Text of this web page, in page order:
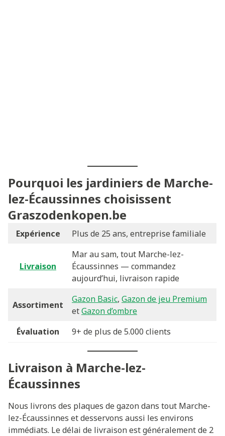
Pourquoi les jardiniers de Marche-
lez-Écaussinnes choisissent
Graszodenkopen.be
Expérience Plus de 25 ans, entreprise familiale
Livraison
Mar au sam, tout Marche-lez-
Écaussinnes — commandez
aujourd’hui, livraison rapide
Assortiment
Gazon Basic, Gazon de jeu Premium
etGazon d’ombre
Évaluation
9+ de plus de 5.000 clients
Livraison à Marche-lez-
Écaussinnes
Nous livrons des plaques de gazon dans tout Marche-
lez-Écaussinnes et desservons aussi les environs
immédiats. Le délai de livraison est généralement de 2